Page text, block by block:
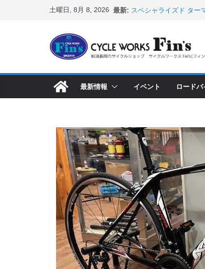
へ
キ
土曜日, 8月 8, 2026 最新: スペシャライズド ター
峰ヘルメットが３０〜
店頭のセールバイク在
など（２０２６・７・１
入荷してきました人気
店頭のセールバイク
など（２０２６・７・
最新情報 イベント ロードバ